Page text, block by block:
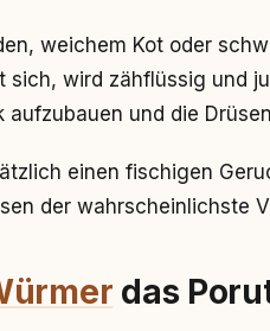
weichem Kot oder
sich, wird zähflüssig und
aufzubauen und die
einen fischigen
der wahrscheinlichste
das